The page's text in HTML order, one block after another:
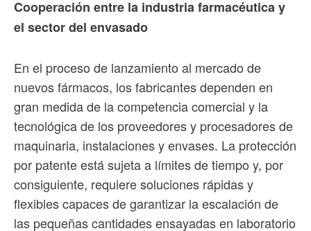
Cooperación entre la industria farmacéutica y
el sector del envasado
En el proceso de lanzamiento al mercado de
nuevos fármacos, los fabricantes dependen en
gran medida de la competencia comercial y la
tecnológica de los proveedores y procesadores de
maquinaria, instalaciones y envases. La protección
por patente está sujeta a límites de tiempo y, por
consiguiente, requiere soluciones rápidas y
flexibles capaces de garantizar la escalación de
las pequeñas cantidades ensayadas en laboratorio